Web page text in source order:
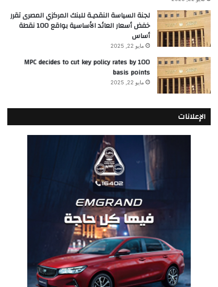
لجنة السياسة النقديـة للبنك المركزي المصرى تقرر
خفض أسعار العائد الأساسية بواقع 100 نقطة
أساس
مايو 22, 2025
MPC decides to cut key policy rates by 100
basis points
مايو 22, 2025
الإعلانات